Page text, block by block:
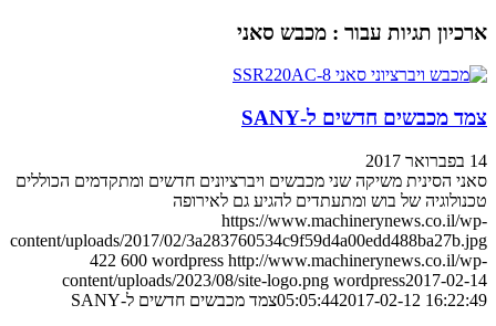
ארכיון תגיות עבור : מכבש סאני
צמד מכבשים חדשים ל-SANY
14 בפברואר 2017
סאני הסינית משיקה שני מכבשים ויברציונים חדשים ומתקדמים הכוללים
טכנולוגיה של בוש ומתעתדים להגיע גם לאירופה
https://www.machinerynews.co.il/wp-
content/uploads/2017/02/3a283760534c9f59d4a00edd488ba27b.jpg
422 600 wordpress http://www.machinerynews.co.il/wp-
content/uploads/2023/08/site-logo.png wordpress2017-02-14
05:05:442017-02-12 16:22:49
צמד מכבשים חדשים ל-SANY